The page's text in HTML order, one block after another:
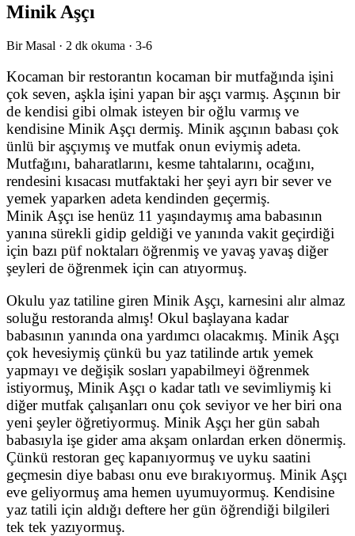
Minik Aşçı
Bir Masal · 2 dk okuma · 3-6
Kocaman bir restorantın kocaman bir mutfağında işini
çok seven, aşkla işini yapan bir aşçı varmış. Aşçının bir
de kendisi gibi olmak isteyen bir oğlu varmış ve
kendisine Minik Aşçı dermiş. Minik aşçının babası çok
ünlü bir aşçıymış ve mutfak onun eviymiş adeta.
Mutfağını, baharatlarını, kesme tahtalarını, ocağını,
rendesini kısacası mutfaktaki her şeyi ayrı bir sever ve
yemek yaparken adeta kendinden geçermiş.
Minik Aşçı ise henüz 11 yaşındaymış ama babasının
yanına sürekli gidip geldiği ve yanında vakit geçirdiği
için bazı püf noktaları öğrenmiş ve yavaş yavaş diğer
şeyleri de öğrenmek için can atıyormuş.
Okulu yaz tatiline giren Minik Aşçı, karnesini alır almaz
soluğu restoranda almış! Okul başlayana kadar
babasının yanında ona yardımcı olacakmış. Minik Aşçı
çok hevesiymiş çünkü bu yaz tatilinde artık yemek
yapmayı ve değişik sosları yapabilmeyi öğrenmek
istiyormuş, Minik Aşçı o kadar tatlı ve sevimliymiş ki
diğer mutfak çalışanları onu çok seviyor ve her biri ona
yeni şeyler öğretiyormuş. Minik Aşçı her gün sabah
babasıyla işe gider ama akşam onlardan erken dönermiş.
Çünkü restoran geç kapanıyormuş ve uyku saatini
geçmesin diye babası onu eve bırakıyormuş. Minik Aşçı
eve geliyormuş ama hemen uyumuyormuş. Kendisine
yaz tatili için aldığı deftere her gün öğrendiği bilgileri
tek tek yazıyormuş.